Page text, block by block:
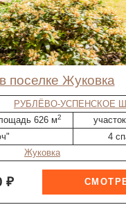
в поселке Жуковка
РУБЛЁВО-УСПЕНСКОЕ
626 м2
4
Жуковка
₽